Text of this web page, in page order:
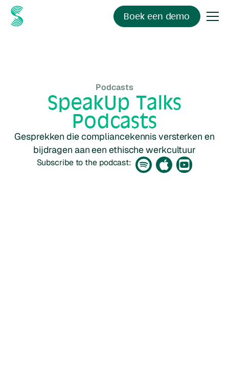
Boek een demo
Podcasts
SpeakUp Talks
Podcasts
Gesprekken die compliancekennis versterken en
bijdragen aan een ethische werkcultuur
Subscribe to the podcast: